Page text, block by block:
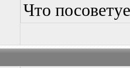
Что